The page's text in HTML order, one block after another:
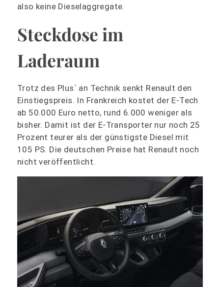
also keine Dieselaggregate.
Steckdose im
Laderaum
Trotz des Plus´ an Technik senkt Renault den
Einstiegspreis. In Frankreich kostet der E-Tech
ab 50.000 Euro netto, rund 6.000 weniger als
bisher. Damit ist der E-Transporter nur noch 25
Prozent teurer als der günstigste Diesel mit
105 PS. Die deutschen Preise hat Renault noch
nicht veröffentlicht.